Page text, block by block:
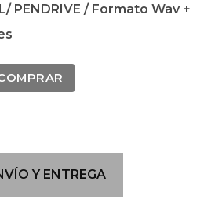
PENDRIVE / Formato Wav +
Y ENTREGA